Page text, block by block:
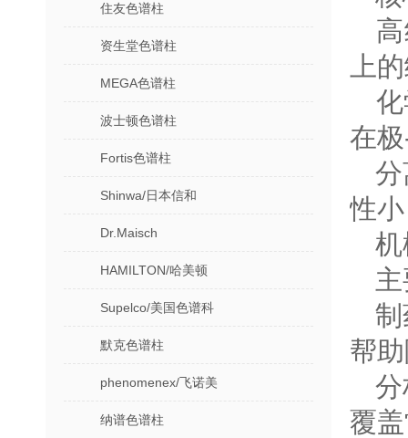
住友色谱柱
资生堂色谱柱
MEGA色谱柱
波士顿色谱柱
Fortis色谱柱
Shinwa/日本信和
Dr.Maisch
HAMILTON/哈美顿
Supelco/美国色谱科
默克色谱柱
phenomenex/飞诺美
纳谱色谱柱
上
在
性
帮
覆